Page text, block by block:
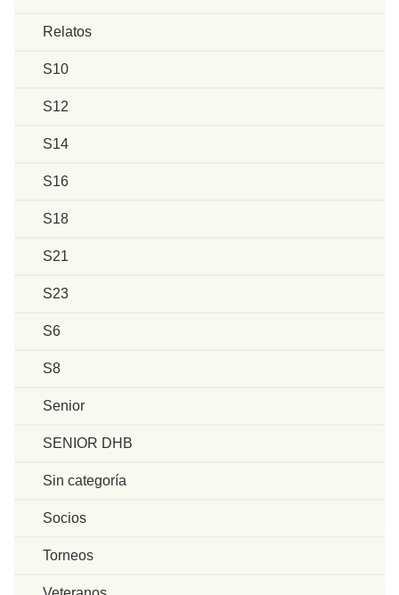
Relatos
S10
S12
S14
S16
S18
S21
S23
S6
S8
Senior
SENIOR DHB
Sin categoría
Socios
Torneos